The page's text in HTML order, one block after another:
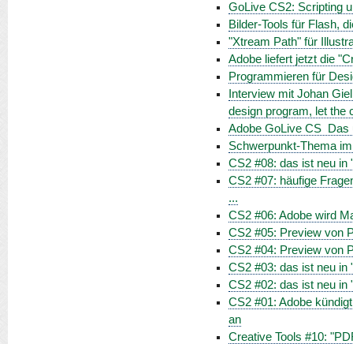
GoLive CS2: Scripting
Bilder-Tools für Flash,
"Xtream Path" für
Adobe liefert jetzt die
Programmieren für
Interview mit Johan
design program, let the
Adobe GoLive CS 
Schwerpunkt-Thema
CS2 #08: das ist neu in
CS2 #07: häufige
...
CS2 #06: Adobe wird
CS2 #05: Preview von
CS2 #04: Preview von
CS2 #03: das ist neu in
CS2 #02: das ist neu in
CS2 #01: Adobe
an
Creative Tools #10: